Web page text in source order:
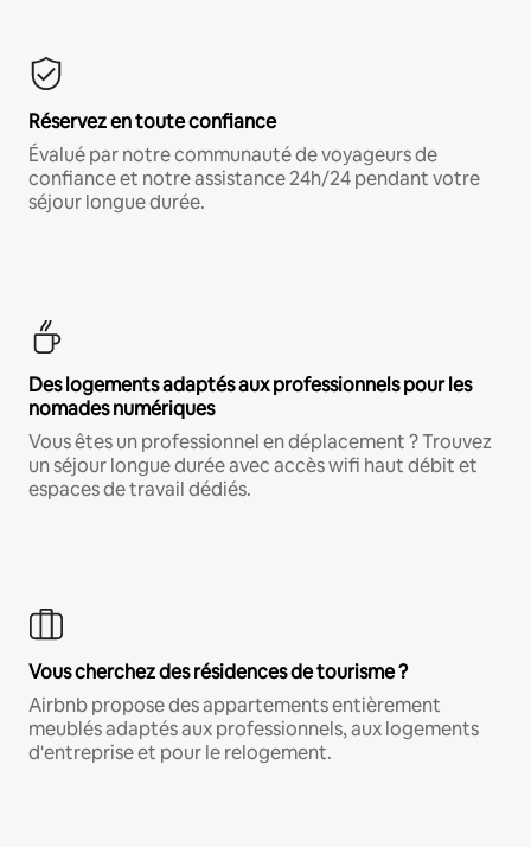
Réservez en toute confiance
Évalué par notre communauté de voyageurs de
confiance et notre assistance 24h/24 pendant votre
séjour longue durée.
Des logements adaptés aux professionnels pour les
nomades numériques
Vous êtes un professionnel en déplacement ? Trouvez
un séjour longue durée avec accès wifi haut débit et
espaces de travail dédiés.
Vous cherchez des résidences de tourisme ?
Airbnb propose des appartements entièrement
meublés adaptés aux professionnels, aux logements
d'entreprise et pour le relogement.